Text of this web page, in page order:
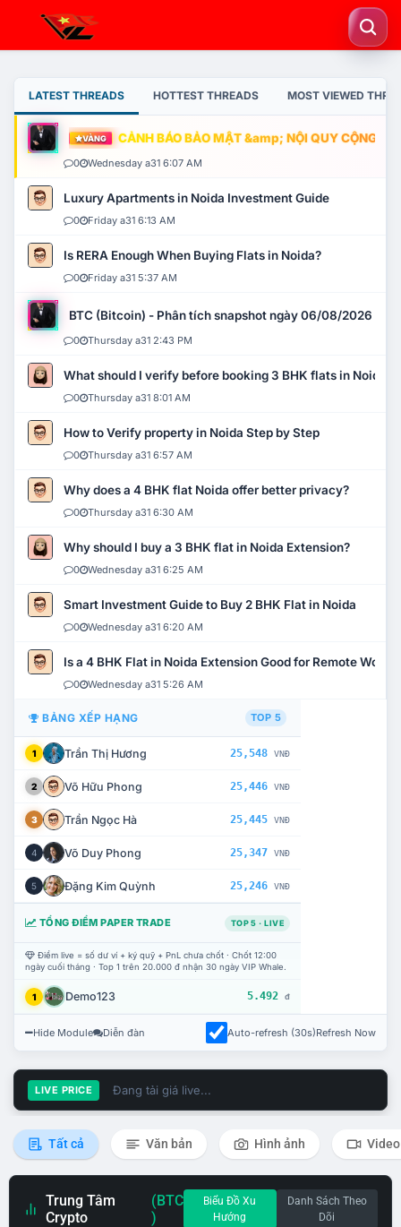
LATEST THREADS HOTTEST THREADS MOST VIEWED
VÀNG CẢNH BÁO BẢO MẬT &amp; NỘI QUY CỘNG
0 Wednesday a31 6:07 AM
Luxury Apartments in Noida Investment Guide
0 Friday a31 6:13 AM
Is RERA Enough When Buying Flats in Noida?
0 Friday a31 5:37 AM
BTC (Bitcoin) - Phân tích snapshot ngày 06/08/2026
0 Thursday a31 2:43 PM
What should I verify before booking 3 BHK flats in Noida?
0 Thursday a31 8:01 AM
How to Verify property in Noida Step by Step
0 Thursday a31 6:57 AM
Why does a 4 BHK flat Noida offer better privacy?
0 Thursday a31 6:30 AM
Why should I buy a 3 BHK flat in Noida Extension?
0 Wednesday a31 6:25 AM
Smart Investment Guide to Buy 2 BHK Flat in Noida
0 Wednesday a31 6:20 AM
Is a 4 BHK Flat in Noida Extension Good for Remote Work?
0 Wednesday a31 5:26 AM
BẢNG XẾP HẠNG TOP 5
1 Trần Thị Hương 25,548 VNĐ
2 Võ Hữu Phong 25,446 VNĐ
3 Trần Ngọc Hà 25,445 VNĐ
4 Võ Duy Phong 25,347 VNĐ
5 Đặng Kim Quỳnh 25,246 VNĐ
TỔNG ĐIỂM PAPER TRADE TOP 5 · LIVE
Điểm live = số dư ví + ký quỹ + PnL chưa chốt · Chốt 12:00
ngày cuối tháng · Top 1 trên 20.000 đ nhận 30 ngày VIP Whale.
1 Demo123 5.492 đ
Hide Module Diễn đàn Auto-refresh (30s)Refresh Now
LIVE PRICE Đang tải giá live...
Tất cả Văn bản Hình ảnh Video
Trung Tâm
Crypto
(BTC
)
Biểu Đồ Xu
Hướng
Danh Sách Theo
Dõi